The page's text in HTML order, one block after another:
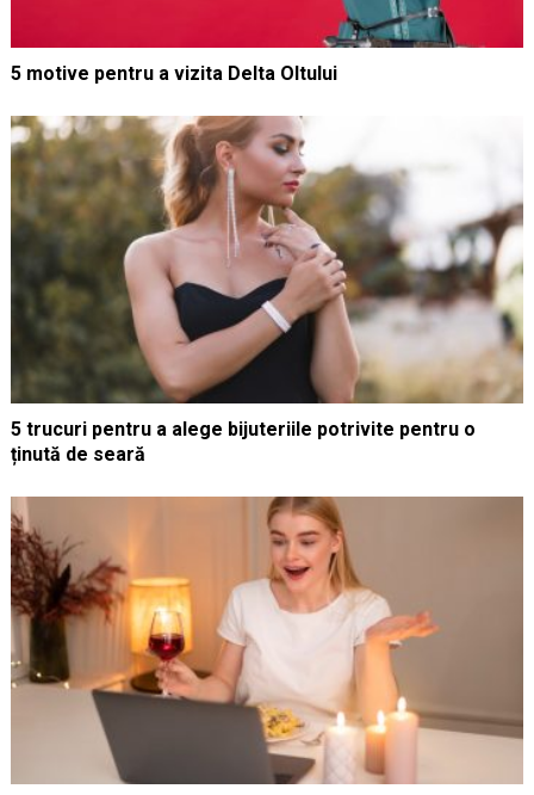
5 motive pentru a vizita Delta Oltului
5 trucuri pentru a alege bijuteriile potrivite pentru o
ținută de seară